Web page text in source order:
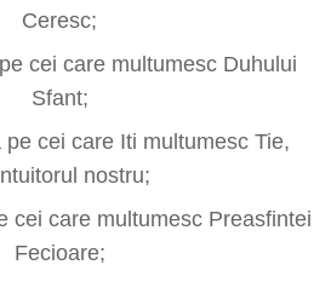
Ceresc;
cei care multumesc Duhului
Sfant;
cei care Iti multumesc Tie,
nostru;
cei care multumesc Preasfintei
Fecioare;